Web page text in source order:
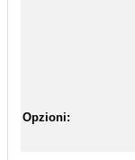
Opzioni: